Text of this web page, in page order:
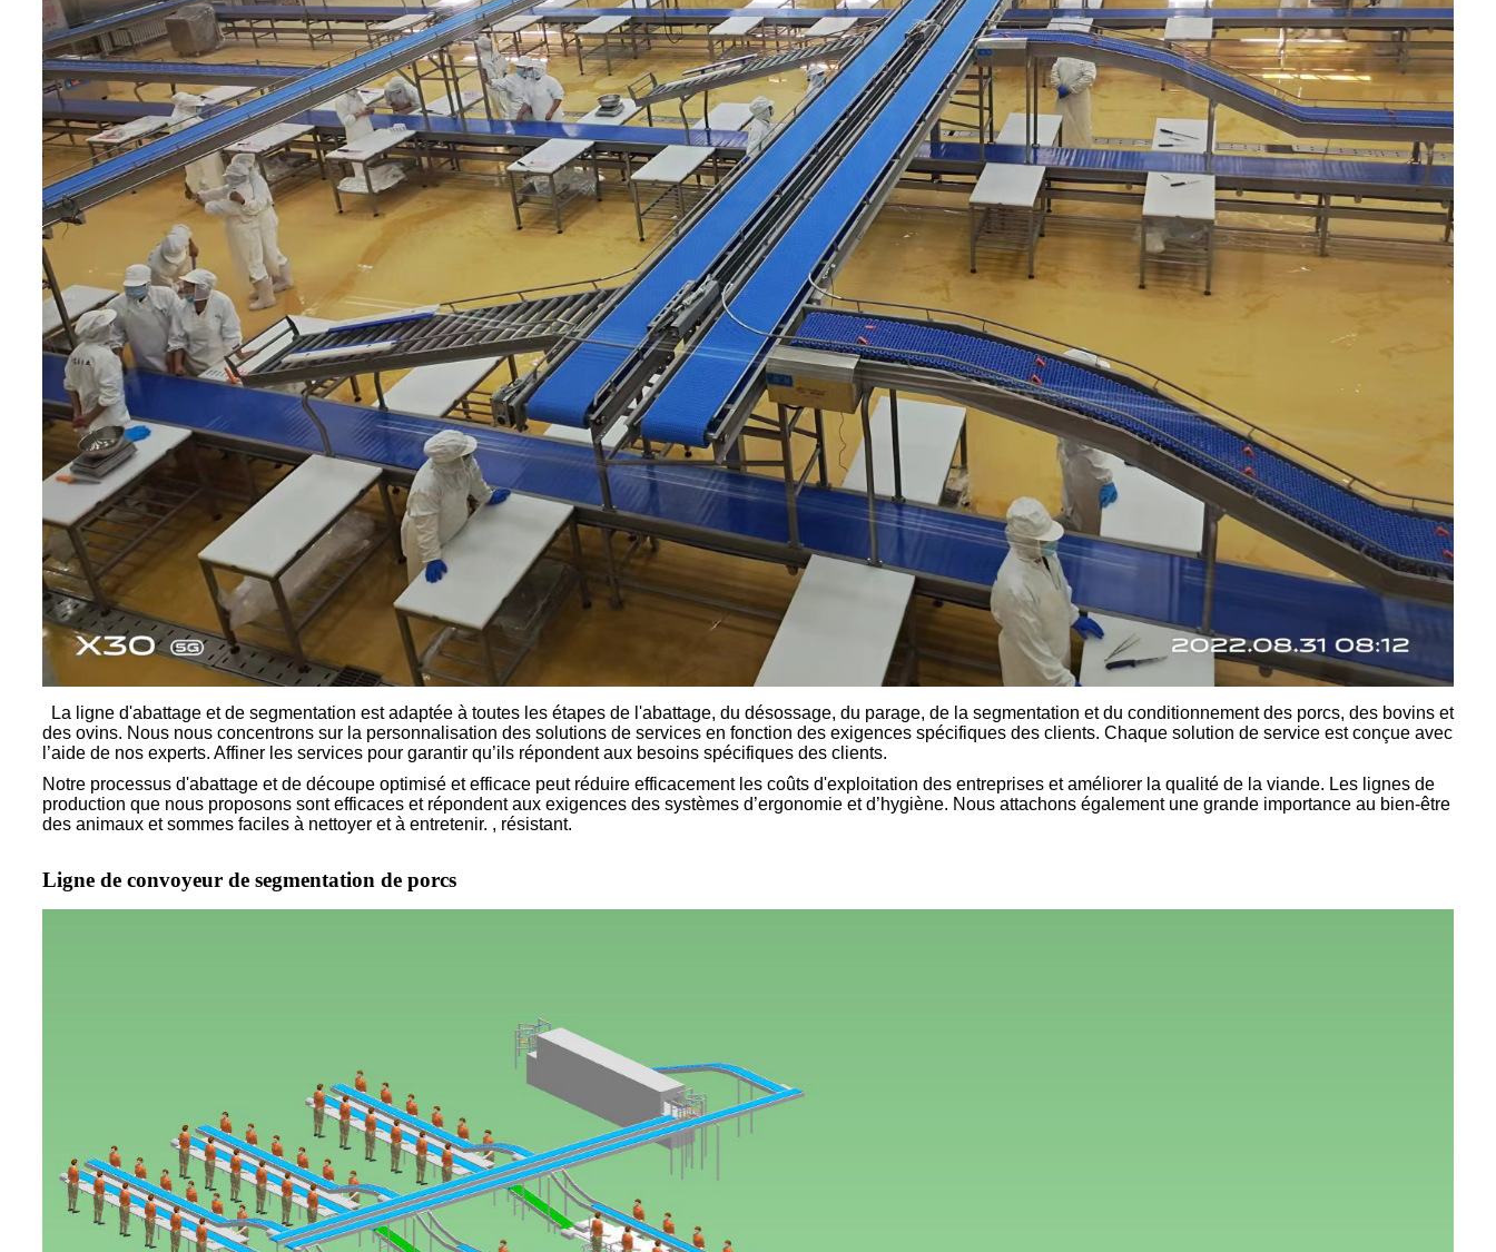
La ligne d'abattage et de segmentation est adaptée à toutes les étapes de l'abattage, du désossage, du parage, de la segmentation et du conditionnement des porcs, des bovins et
des ovins. Nous nous concentrons sur la personnalisation des solutions de services en fonction des exigences spécifiques des clients. Chaque solution de service est conçue avec
l’aide de nos experts. Affiner les services pour garantir qu’ils répondent aux besoins spécifiques des clients.
Notre processus d'abattage et de découpe optimisé et efficace peut réduire efficacement les coûts d'exploitation des entreprises et améliorer la qualité de la viande. Les lignes de
production que nous proposons sont efficaces et répondent aux exigences des systèmes d’ergonomie et d’hygiène. Nous attachons également une grande importance au bien-être
des animaux et sommes faciles à nettoyer et à entretenir. , résistant.
Ligne de convoyeur de segmentation de porcs